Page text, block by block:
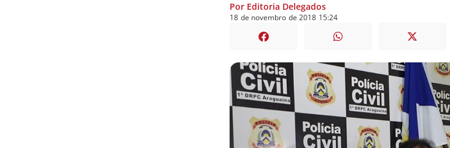
Por Editoria Delegados
18 de novembro de2018 15:24